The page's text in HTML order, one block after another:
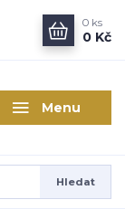
Menu
Hledat
0 ks
0 Kč